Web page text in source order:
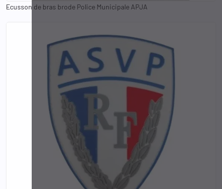
Ecusson de bras brode Police Municipale APJA